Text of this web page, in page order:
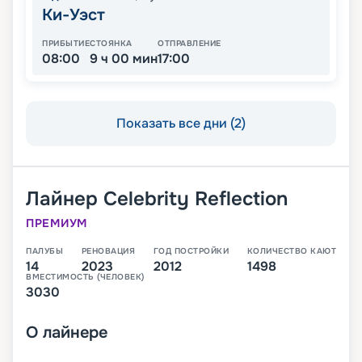
Ки-Уэст
ПРИБЫТИЕ
08:00
СТОЯНКА
9 ч 00 мин
ОТПРАВЛЕНИЕ
17:00
Показать все дни (2)
Лайнер Celebrity Reflection
ПРЕМИУМ
ПАЛУБЫ
14
РЕНОВАЦИЯ
2023
ГОД ПОСТРОЙКИ
2012
КОЛИЧЕСТВО КАЮТ
1498
ВМЕСТИМОСТЬ (ЧЕЛОВЕК)
3030
О лайнере